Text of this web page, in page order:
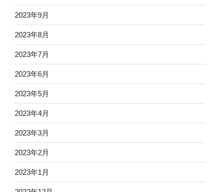
2023年9月
2023年8月
2023年7月
2023年6月
2023年5月
2023年4月
2023年3月
2023年2月
2023年1月